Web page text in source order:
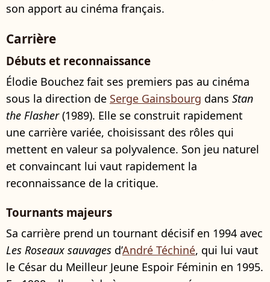
son apport au cinéma français.
Carrière
Débuts et reconnaissance
Élodie Bouchez fait ses premiers pas au cinéma
sous la direction de Serge Gainsbourg dans Stan
the Flasher(1989). Elle se construit rapidement
une carrière variée, choisissant des rôles qui
mettent en valeur sa polyvalence. Son jeu naturel
et convaincant lui vaut rapidement la
reconnaissance de la critique.
Tournants majeurs
Sa carrière prend un tournant décisif en 1994 avec
Les Roseaux sauvages d’André Téchiné, qui lui vaut
le César du Meilleur Jeune Espoir Féminin en 1995.